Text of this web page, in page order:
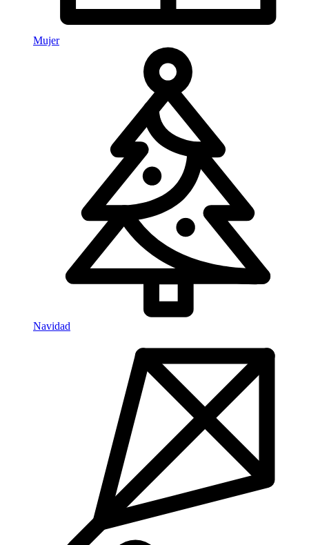
Mujer
Navidad